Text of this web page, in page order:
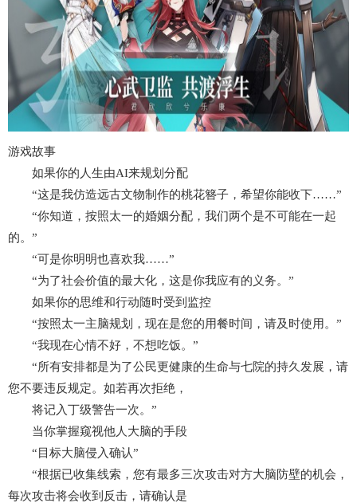
游戏故事
如果你的人生由AI来规划分配
“这是我仿造远古文物制作的桃花簪子，希望你能收下……”
“你知道，按照太一的婚姻分配，我们两个是不可能在一起
的。”
“可是你明明也喜欢我……”
“为了社会价值的最大化，这是你我应有的义务。”
如果你的思维和行动随时受到监控
“按照太一主脑规划，现在是您的用餐时间，请及时使用。”
“我现在心情不好，不想吃饭。”
“所有安排都是为了公民更健康的生命与七院的持久发展，请
您不要违反规定。如若再次拒绝，
将记入丁级警告一次。”
当你掌握窥视他人大脑的手段
“目标大脑侵入确认”
“根据已收集线索，您有最多三次攻击对方大脑防壁的机会，
每次攻击将会收到反击，请确认是